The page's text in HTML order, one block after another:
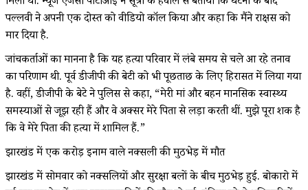
पल्लवी ने अपनी एक दोस्त को वीडियो कॉल किया और कहा कि मैंने राक्षस को
मार दिया है.
जांचकर्ताओं का मानना है कि यह हत्या परिवार में लंबे समय से चले आ रहे तनाव
का परिणाम थी. पूर्व डीजीपी की बेटी को भी पूछताछ के लिए हिरासत में लिया गया
है. वहीं, डीजीपी के बेटे ने पुलिस से कहा, “मेरी मां और बहन मानसिक स्वास्थ्य
समस्याओं से जूझ रही हैं और वे अक्सर मेरे पिता से लड़ा करती थीं. मुझे पूरा शक है
कि वे मेरे पिता की हत्या में शामिल हैं.”
झारखंड में एक करोड़ इनाम वाले नक्सली की मुठभेड़ में मौत
झारखंड में सोमवार को नक्सलियों और सुरक्षा बलों के बीच मुठभेड़ हुई. बोकारो में